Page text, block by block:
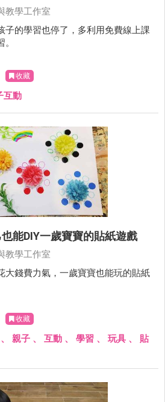
教學工作室
子的學習也停了，多利用免費線上課
收藏
互動
能DIY一歲寶寶的貼紙遊戲
教學工作室
大錢費力氣，一歲寶寶也能玩的貼紙
收藏
親子 、 互動 、 學習 、 玩具 、 貼